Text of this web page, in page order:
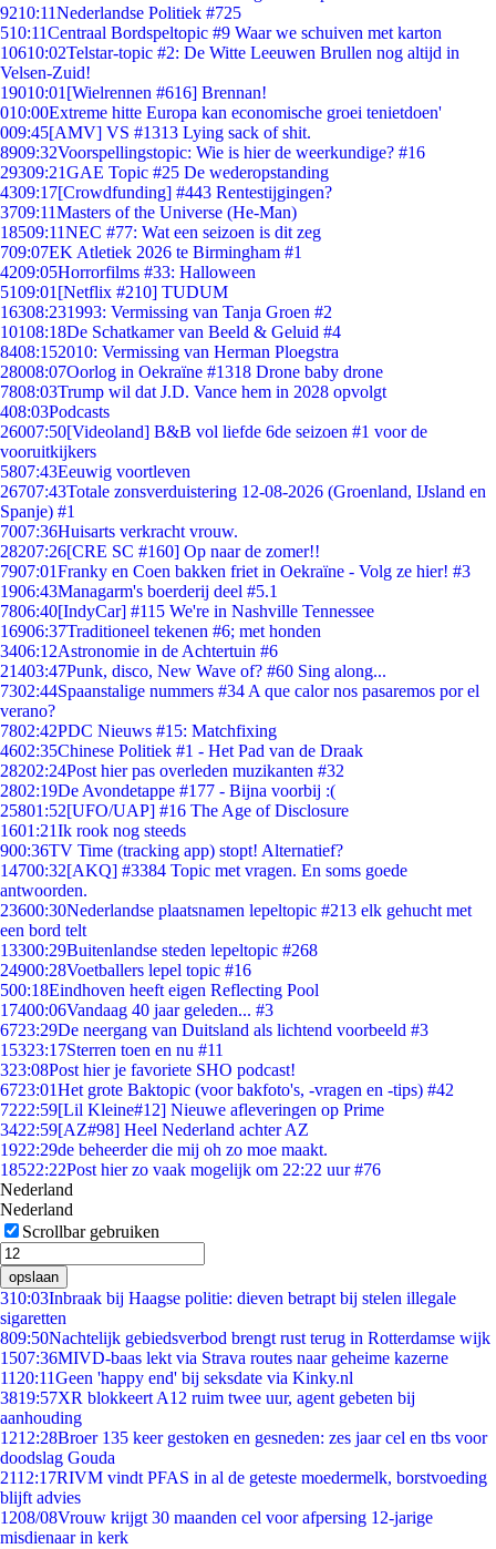
9210:11Nederlandse Politiek #725
510:11Centraal Bordspeltopic #9 Waar we schuiven met karton
10610:02Telstar-topic #2: De Witte Leeuwen Brullen nog altijd in
Velsen-Zuid!
19010:01 [Wielrennen #616] Brennan!
010:00Extreme hitte Europa kan economische groei tenietdoen'
009:45[AMV] VS #1313 Lying sack of shit.
8909:32Voorspellingstopic: Wie is hier de weerkundige? #16
29309:21GAE Topic #25 De wederopstanding
4309:17[Crowdfunding] #443 Rentestijgingen?
3709:11Masters of the Universe (He-Man)
18509:11NEC #77: Wat een seizoen is dit zeg
709:07EK Atletiek 2026 te Birmingham #1
4209:05Horrorfilms #33: Halloween
5109:01 [Netflix #210] TUDUM
16308:231993: Vermissing van Tanja Groen #2
10108:18De Schatkamer van Beeld & Geluid #4
8408:152010: Vermissing van Herman Ploegstra
28008:07Oorlog in Oekraïne #1318 Drone baby drone
7808:03Trump wil dat J.D. Vance hem in 2028 opvolgt
408:03Podcasts
26007:50[Videoland] B&B vol liefde 6de seizoen #1 voor de
vooruitkijkers
5807:43Eeuwig voortleven
26707:43Totale zonsverduistering 12-08-2026 (Groenland, IJsland en
Spanje) #1
7007:36Huisarts verkracht vrouw.
28207:26[CRE SC #160] Op naar de zomer!!
7907:01Franky en Coen bakken friet in Oekraïne - Volg ze hier! #3
1906:43Managarm's boerderij deel #5.1
7806:40[IndyCar] #115 We're in Nashville Tennessee
16906:37Traditioneel tekenen #6; met honden
3406:12Astronomie in de Achtertuin #6
21403:47Punk, disco, New Wave of? #60 Sing along...
7302:44Spaanstalige nummers #34 A que calor nos pasaremos por el
verano?
7802:42PDC Nieuws #15: Matchfixing
4602:35Chinese Politiek #1 - Het Pad van de Draak
28202:24Post hier pas overleden muzikanten #32
2802:19De Avondetappe #177 - Bijna voorbij :(
25801:52[UFO/UAP] #16 The Age of Disclosure
1601:21Ik rook nog steeds
900:36TV Time (tracking app) stopt! Alternatief?
14700:32[AKQ] #3384 Topic met vragen. En soms goede
antwoorden.
23600:30Nederlandse plaatsnamen lepeltopic #213 elk gehucht met
een bord telt
13300:29Buitenlandse steden lepeltopic #268
24900:28Voetballers lepel topic #16
500:18Eindhoven heeft eigen Reflecting Pool
17400:06Vandaag 40 jaar geleden... #3
6723:29De neergang van Duitsland als lichtend voorbeeld #3
15323:17Sterren toen en nu #11
323:08Post hier je favoriete SHO podcast!
6723:01Het grote Baktopic (voor bakfoto's, -vragen en -tips) #42
7222:59[Lil Kleine#12] Nieuwe afleveringen op Prime
3422:59[AZ#98] Heel Nederland achter AZ
1922:29de beheerder die mij oh zo moe maakt.
18522:22Post hier zo vaak mogelijk om 22:22 uur #76
Nederland
Nederland
Scrollbar gebruiken
opslaan
310:03Inbraak bij Haagse politie: dieven betrapt bij stelen illegale
sigaretten
809:50Nachtelijk gebiedsverbod brengt rust terug in Rotterdamse wijk
1507:36MIVD-baas lekt via Strava routes naar geheime kazerne
11 20:11Geen 'happy end' bij seksdate via Kinky.nl
3819:57XR blokkeert A12 ruim twee uur, agent gebeten bij
aanhouding
1212:28Broer 135 keer gestoken en gesneden: zes jaar cel en tbs voor
doodslag Gouda
2112:17RIVM vindt PFAS in al de geteste moedermelk, borstvoeding
blijft advies
1208/08Vrouw krijgt 30 maanden cel voor afpersing 12-jarige
misdienaar in kerk